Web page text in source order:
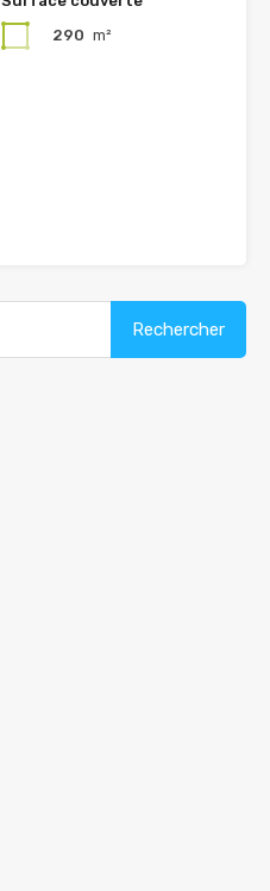
290 m²